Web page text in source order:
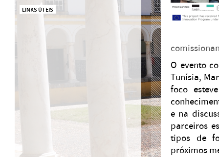
LINKS ÚTEIS
O evento
Tunísia,
foco
e na
parceiros
tipos de
próximos